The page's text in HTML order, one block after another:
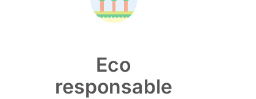
Eco
responsable